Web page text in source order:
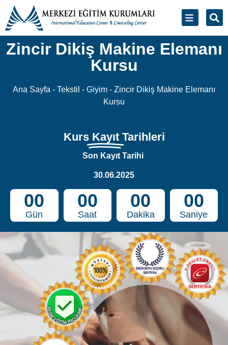
Zincir Dikiş Makine Elemanı
Kursu
Ana Sayfa - Tekstil - Giyim - Zincir Dikiş Makine Elemanı
Kursu
Kurs Kayıt Tarihleri
Son Kayıt Tarihi
30.06.2025
00
Gün
00
Saat
00
Dakika
00
Saniye